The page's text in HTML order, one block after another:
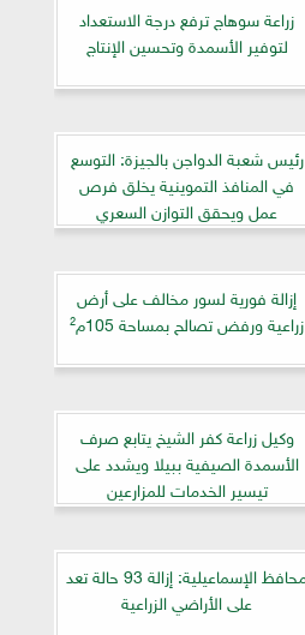
زراعة سوهاج ترفع درجة الاستعداد
لتوفير الأسمدة وتحسين الإنتاج
رئيس شعبة الدواجن بالجيزة: التوسع
في المنافذ التموينية يخلق فرص
عمل ويحقق التوازن السعري
إزالة فورية لسور مخالف على أرض
زراعية ورفض تصالح بمساحة 105م²
وكيل زراعة كفر الشيخ يتابع صرف
الأسمدة الصيفية ببيلا ويشدد على
تيسير الخدمات للمزارعين
محافظ الإسماعيلية: إزالة 93 حالة تعد
على الأراضي الزراعية